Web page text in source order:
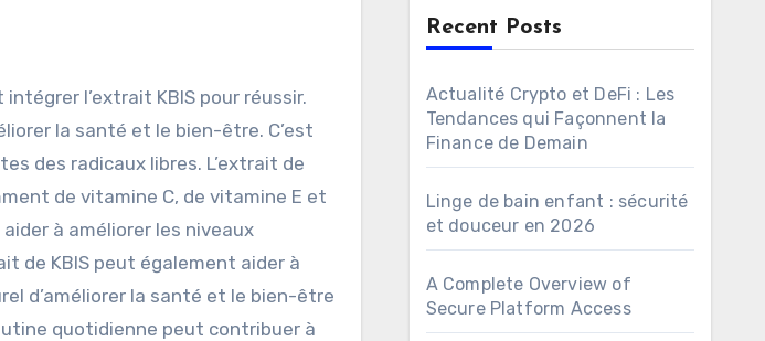
la santé et le bien-être. C’est
des radicaux libres. L’extrait de
de vitamine C, de vitamine E et
à améliorer les niveaux
de KBIS peut également aider à
d’améliorer la santé et le bien-être
quotidienne peut contribuer à
Recent Posts
Actualité Crypto et DeFi : Les
Tendances qui Façonnent la
Finance de Demain
Linge de bain enfant : sécurité
et douceur en 2026
A Complete Overview of
Secure Platform Access